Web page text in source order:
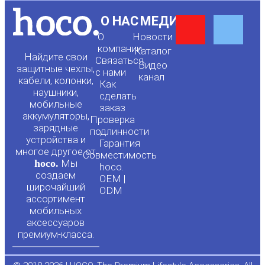
Найдите свои
защитные чехлы,
кабели, колонки,
наушники,
мобильные
аккумуляторы,
зарядные
устройства и
многое другое от
hoco. Мы
создаем
широчайший
ассортимент
мобильных
аксессуаров
премиум-класса.
О НАС
О
компании
Связаться
с нами
Как
сделать
заказ
Проверка
подлинности
Гарантия
Совместимость
hoco.
OEM |
ODM
МЕДИА
Новости
Каталог
Видео
канал